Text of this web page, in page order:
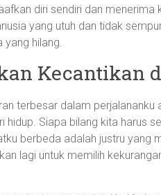
diri sendiri dan
yang utuh dan tidak
yang hilang.
Kecantikan
terbesar dalam
hidup. Siapa bilang kita harus
berbeda adalah justru yang
lagi untuk memilih